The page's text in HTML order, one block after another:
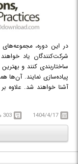
شرکت‌کنندگان یاد
ساختاربندی کنند و
پیاده‌سازی نمایند.
آشنا خواهند شد. علاوه
نمایشنامه‌های تمیز،
مدیریت محتوای
1404/4/17 303 مگابایت